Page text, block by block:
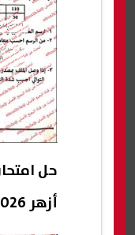
حل
أزهر 2026 علمي